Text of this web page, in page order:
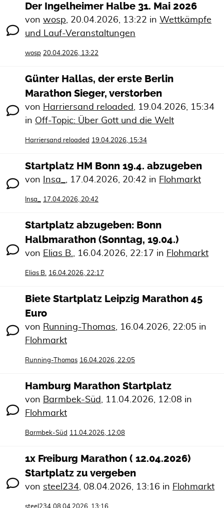
Der Ingelheimer Halbe 31. Mai 2026
von wosp, 20.04.2026, 13:22 in Wettkämpfe
und Lauf-Veranstaltungen
wosp 20.04.2026, 13:22
Günter Hallas, der erste Berlin
Marathon Sieger, verstorben
von Harriersand reloaded, 19.04.2026, 15:34
in Off-Topic: Über Gott und die Welt
Harriersand reloaded 19.04.2026, 15:34
Startplatz HM Bonn 19.4. abzugeben
von Insa_ , 17.04.2026, 20:42 in Flohmarkt
Insa_ 17.04.2026, 20:42
Startplatz abzugeben: Bonn
Halbmarathon (Sonntag, 19.04.)
von Elias B., 16.04.2026, 22:17 in Flohmarkt
Elias B. 16.04.2026, 22:17
Biete Startplatz Leipzig Marathon 45
Euro
von Running-Thomas, 16.04.2026, 22:05 in
Flohmarkt
Running-Thomas 16.04.2026, 22:05
Hamburg Marathon Startplatz
von Barmbek-Süd, 11.04.2026, 12:08 in
Flohmarkt
Barmbek-Süd 11.04.2026, 12:08
1x Freiburg Marathon ( 12.04.2026)
Startplatz zu vergeben
von steel234, 08.04.2026, 13:16 in Flohmarkt